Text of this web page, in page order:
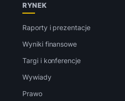
RYNEK
Raporty i prezentacje
Wyniki finansowe
Targi i konferencje
Wywiady
Prawo